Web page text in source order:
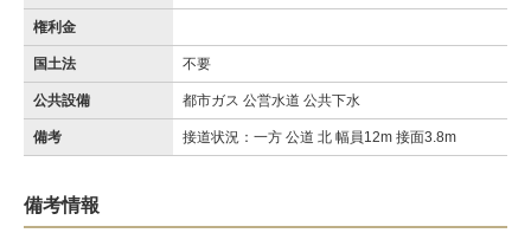
権利金
国土法 不要
公共設備 都市ガス 公営水道 公共下水
備考 接道状況：一方 公道 北 幅員12m 接面3.8m
備考情報